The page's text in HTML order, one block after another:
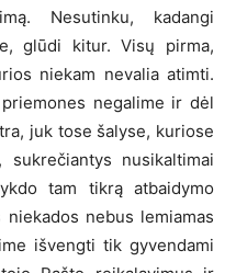
Nesutinku, kadangi
glūdi kitur. Visų pirma,
niekam nevalia atimti.
negalime ir dėl
juk tose šalyse, kuriose
nusikaltimai
tam tikrą atbaidymo
nebus lemiamas
išvengti tik gyvendami